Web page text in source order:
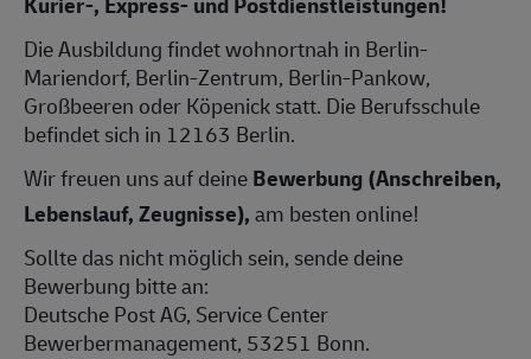
Die Ausbildung findet wohnortnah in Berlin-
Mariendorf, Berlin-Zentrum, Berlin-Pankow,
Großbeeren oder Köpenick statt. Die Berufsschule
befindet sich in 12163 Berlin.
Wir freuen uns auf deineBewerbung (Anschreiben,
Lebenslauf, Zeugnisse),am besten online!
Sollte das nicht möglich sein, sende deine
Bewerbung bitte an:
Deutsche Post AG, Service Center
Bewerbermanagement, 53251 Bonn.